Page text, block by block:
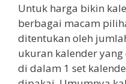
Untuk harga bikin
berbagai macam
ditentukan oleh
ukuran kalender
di dalam 1 set